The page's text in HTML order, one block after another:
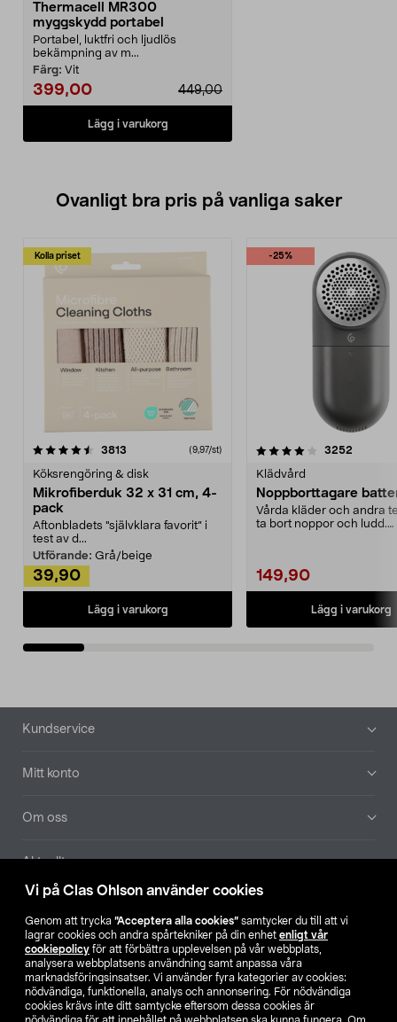
Vi på Clas Ohlson använder cookies
Genom att trycka ”Acceptera alla cookies” samtycker du till att vi
lagrar cookies och andra spårtekniker på din enhet enligt vår
cookiepolicy för att förbättra upplevelsen på vår webbplats,
analysera webbplatsens användning samt anpassa våra
marknadsföringsinsatser. Vi använder fyra kategorier av cookies:
nödvändiga, funktionella, analys och annonsering. För nödvändiga
cookies krävs inte ditt samtycke eftersom dessa cookies är
Thermacell MR300
myggskydd portabel
Portabel, luktfri och ljudlös
bekämpning av m...
Färg: Vit
449,00
399,00
Lägg i varukorg
Ovanligt bra pris på vanliga saker
Kolla priset
3813 (9,97/st)
Köksrengöring & disk
Mikrofiberduk 32 x 31 cm, 4-
pack
Aftonbladets "självklara favorit” i
test av d...
Utförande: Grå/beige
39,90
Lägg i varukorg
-25%
4.0av 5 stjärnor 3252
Klädvård
Noppborttagare
Vårda kläder och andra
ta bort noppor och ludd.
149,90
Lägg i varukorg
4.5av 5 stjärnor
Sidfot
Kundservice
Mitt konto
Om oss
Aktuellt
Hitta butik
SE NO FI